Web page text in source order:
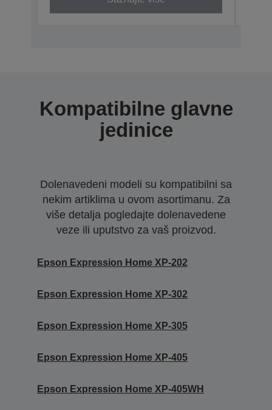
Kompatibilne glavne
jedinice
Dolenavedeni modeli su kompatibilni sa
nekim artiklima u ovom asortimanu. Za
više detalja pogledajte dolenavedene
veze ili uputstvo za vaš proizvod.
Epson Expression Home XP-202
Epson Expression Home XP-302
Epson Expression Home XP-305
Epson Expression Home XP-405
Epson Expression Home XP-405WH